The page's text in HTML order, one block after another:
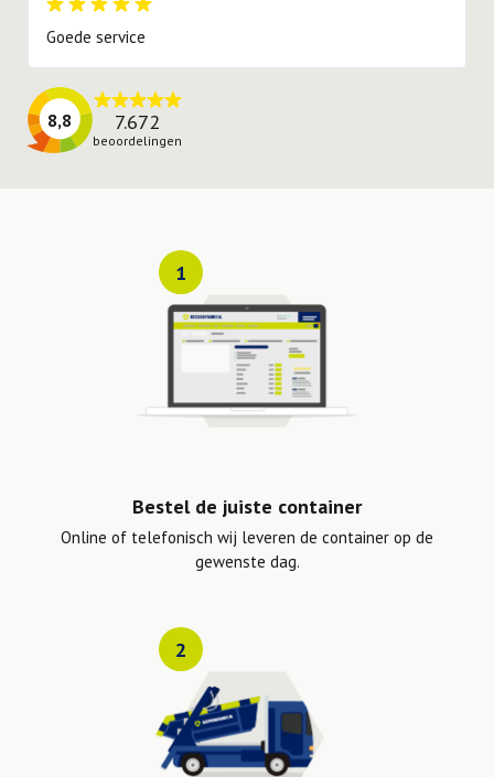
Goede service
8,8 7.672
beoordelingen
1
Bestel de juiste container
Online of telefonisch wij leveren de container op de
gewenste dag.
2